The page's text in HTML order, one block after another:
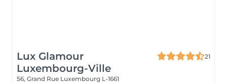
Lux Glamour
Luxembourg-Ville
21
56, Grand Rue Luxembourg L-1661